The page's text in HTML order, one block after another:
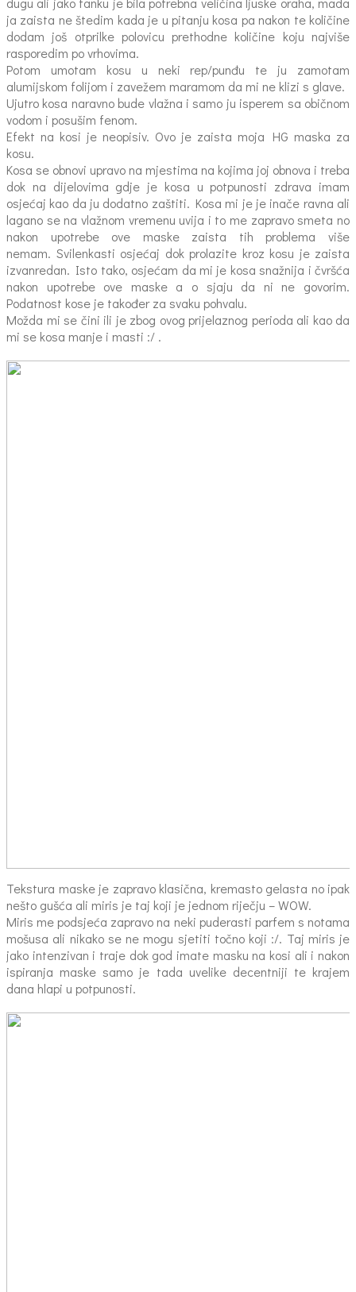
ja zaista ne štedim kada je u pitanju kosa pa nakon te količine
dodam još otprilke polovicu prethodne količine koju najviše
rasporedim po vrhovima.
Potom umotam kosu u neki rep/punđu te ju zamotam
alumijskom folijom i zavežem maramom da mi ne klizi s glave.
Ujutro kosa naravno bude vlažna i samo ju isperem sa običnom
vodom i posušim fenom.
Efekt na kosi je neopisiv. Ovo je zaista moja HG maska za
kosu.
Kosa se obnovi upravo na mjestima na kojima joj obnova i treba
dok na dijelovima gdje je kosa u potpunosti zdrava imam
osjećaj kao da ju dodatno zaštiti. Kosa mi je je inače ravna ali
lagano se na vlažnom vremenu uvija i to me zapravo smeta no
nakon upotrebe ove maske zaista tih problema više
nemam. Svilenkasti osjećaj dok prolazite kroz kosu je zaista
izvanredan. Isto tako, osjećam da mi je kosa snažnija i čvršća
nakon upotrebe ove maske a o sjaju da ni ne govorim.
Podatnost kose je također za svaku pohvalu.
Možda mi se čini ili je zbog ovog prijelaznog perioda ali kao da
mi se kosa manje i masti :/ .
Tekstura maske je zapravo klasična, kremasto gelasta no ipak
nešto gušća ali miris je taj koji je jednom riječju – WOW.
Miris me podsjeća zapravo na neki puderasti parfem s notama
mošusa ali nikako se ne mogu sjetiti točno koji :/. Taj miris je
jako intenzivan i traje dok god imate masku na kosi ali i nakon
ispiranja maske samo je tada uvelike decentniji te krajem
dana hlapi u potpunosti.